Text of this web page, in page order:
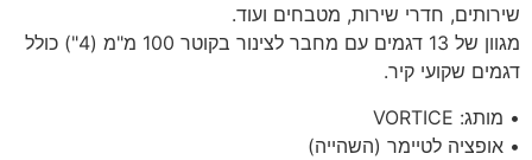
שירותים, חדרי שירות, מטבחים ועוד.
מגוון של 13 דגמים עם מחבר לצינור בקוטר 100 מ"מ (4") כולל
דגמים שקועי קיר.
• מותג: VORTICE
• אופציה לטיימר (השהייה)